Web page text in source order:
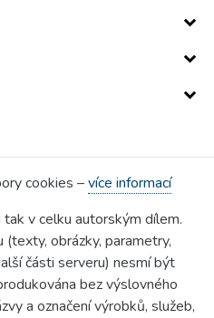
cookies –více informací
v celku autorským dílem.
obrázky, parametry,
části serveru) nesmí být
bez výslovného
a označení výrobků, služeb,